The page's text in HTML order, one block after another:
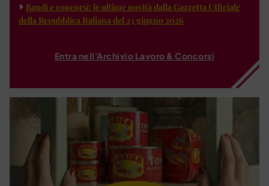
Bandi e concorsi: le ultime novità dalla Gazzetta Ufficiale
della Repubblica Italiana del 23 giugno 2026
Entra nell'Archivio Lavoro & Concorsi